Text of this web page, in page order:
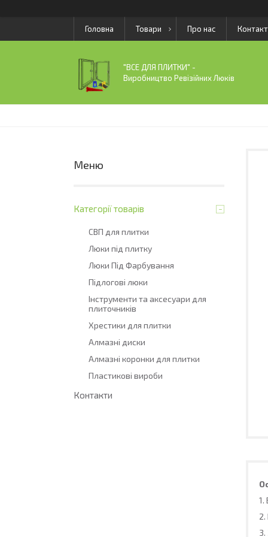
Головна Товари Про нас
"ВСЕ ДЛЯ ПЛИТКИ" -
Виробництво Ревізійних Люків
1.
2.
3.
Категорії товарів
СВП для плитки
Люки під плитку
Люки Під Фарбування
Підлогові люки
Інструменти та аксесуари для
плиточників
Хрестики для плитки
Алмазні диски
Алмазні коронки для плитки
Пластикові вироби
Контакти